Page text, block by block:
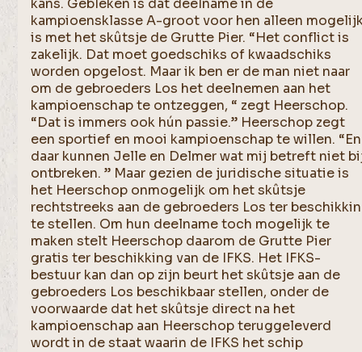
kans. Gebleken is dat deelname in de
kampioensklasse A-groot voor hen alleen
is met het skûtsje de Grutte Pier. “Het conflict is
zakelijk. Dat moet goedschiks of kwaadschiks
worden opgelost. Maar ik ben er de man niet naar
om de gebroeders Los het deelnemen aan het
kampioenschap te ontzeggen, “ zegt Heerschop.
“Dat is immers ook hún passie.” Heerschop zegt
een sportief en mooi kampioenschap te willen. “En
daar kunnen Jelle en Delmer wat mij betreft niet
ontbreken. ” Maar gezien de juridische situatie is
het Heerschop onmogelijk om het skûtsje
rechtstreeks aan de gebroeders Los ter
te stellen. Om hun deelname toch mogelijk te
maken stelt Heerschop daarom de Grutte Pier
gratis ter beschikking van de IFKS. Het IFKS-
bestuur kan dan op zijn beurt het skûtsje aan de
gebroeders Los beschikbaar stellen, onder de
voorwaarde dat het skûtsje direct na het
kampioenschap aan Heerschop teruggeleverd
wordt in de staat waarin de IFKS het schip